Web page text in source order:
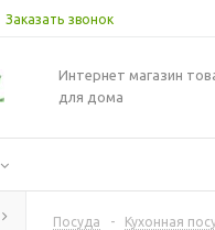
Заказать звонок
Интернет магазин
для дома
Посуда - Кухонная